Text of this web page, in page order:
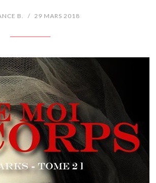
B. / 29 MARS 2018